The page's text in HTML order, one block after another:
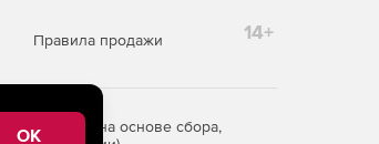
Правила продажи 14+
на основе сбора,
OK